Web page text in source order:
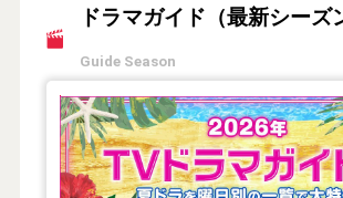
ドラマガイド（最新シーズ
Guide Season
【2026年夏】TVドラマガイド